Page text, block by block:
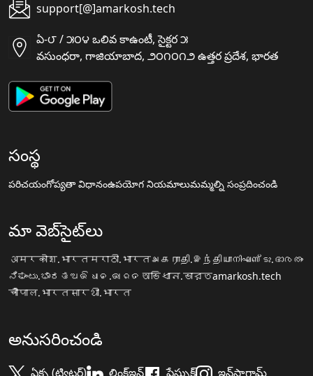
support[@]amarkosh.tech
ఏ-౮ / ౫౦౪ ఒలివ కాఉంటీ, సైక్టర ౫
వసుంధరా, గాజియాబాద, ౨౦౧౦౧౨ ఉత్తర ప్రదేశ, భారత
సంస్థ
పరిచయంగోప్యతా విధానంఉపయోగ నియమాలుమమ్మల్ని సంప్రదించండి
మా వెబ్‌సైట్‌లు
अमरकोश.भारतमराठी.भारतஅகராதி.இந்தியாനിഘണ്ടു.ഭാരതം
ನಿಘಂಟು.ಭಾರತ ଅଭିଧାନ.ଭାରତ অভিধান.ভারতamarkosh.tech
चौपाल.भारतसारथी.भारत
అనుసరించండి
ఏక్స (ట్విట్టర్) లింక్డ్ఇన్ ఫేస్బుక్ ఇన్‌స్టాగ్రామ్